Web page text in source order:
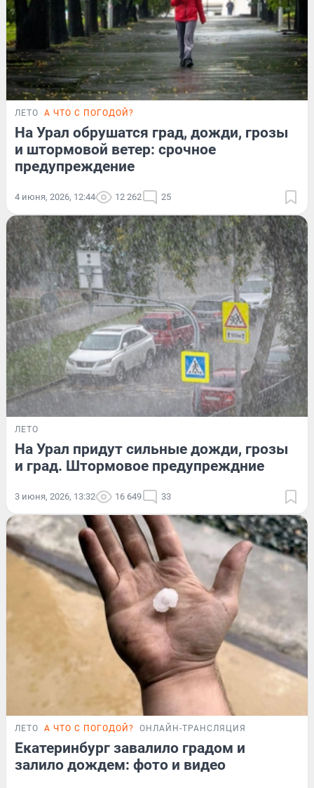
ЛЕТО А ЧТО С ПОГОДОЙ?
На Урал обрушатся град, дожди, грозы
и штормовой ветер: срочное
предупреждение
4 июня, 2026, 12:44 12 262 25
ЛЕТО
На Урал придут сильные дожди, грозы
и град. Штормовое предупреждние
3 июня, 2026, 13:32 16 649 33
ЛЕТО А ЧТО С ПОГОДОЙ? ОНЛАЙН-ТРАНСЛЯЦИЯ
Екатеринбург завалило градом и
залило дождем: фото и видео